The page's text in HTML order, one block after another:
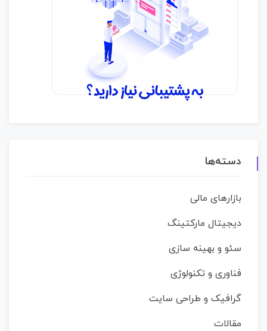
دسته‌ها
بازارهای مالی
دیجیتال مارکتینگ
سئو و بهینه سازی
فناوری و تکنولوژی
گرافیک و طراحی سایت
مقالات